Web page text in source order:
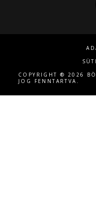
COPYRIGHT ® 2026
JOG FENNTARTVA.